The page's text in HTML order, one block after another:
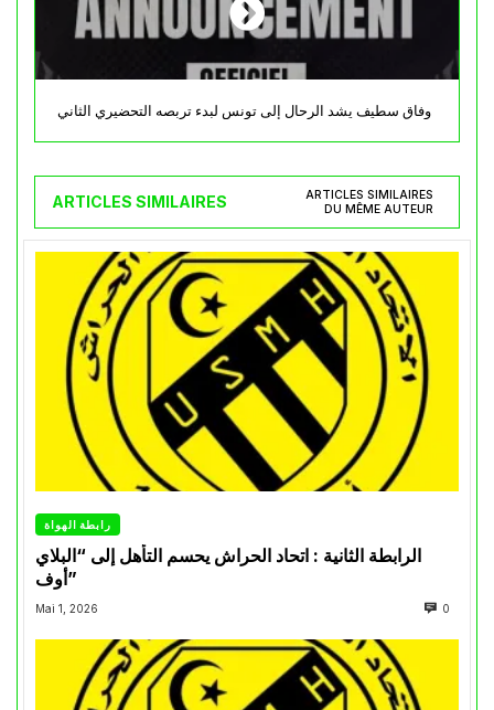
وفاق سطيف يشد الرحال إلى تونس لبدء تربصه التحضيري الثاني
ARTICLES SIMILAIRES
ARTICLES SIMILAIRES
DU MÊME AUTEUR
رابطة الهواة
الرابطة الثانية : اتحاد الحراش يحسم التأهل إلى “البلاي
أوف”
Mai 1, 2026 0